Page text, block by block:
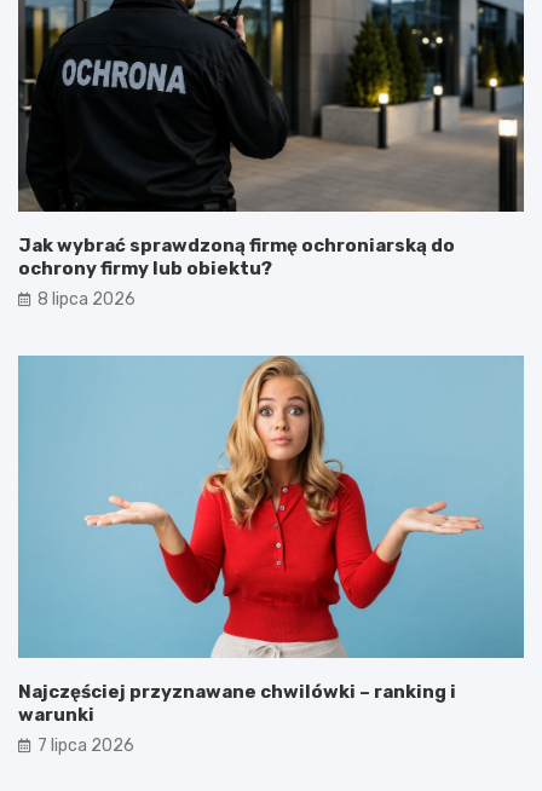
Jak wybrać sprawdzoną firmę ochroniarską do
ochrony firmy lub obiektu?
8 lipca 2026
Najczęściej przyznawane chwilówki – ranking i
warunki
7 lipca 2026